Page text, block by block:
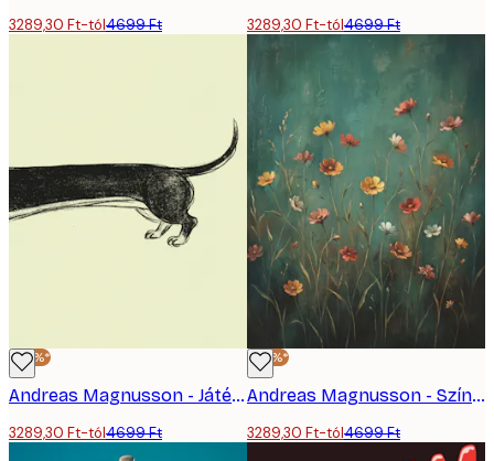
3289,30 Ft-tól4699 Ft 3289,30 Ft-tól4699 Ft
-30%*
Andreas Magnusson - Játékos Tacskó Poszter
3289,30 Ft-tól4699 Ft
-30%*
Andreas Magnusson - Színes Vadvirágok Poszter
3289,30 Ft-tól4699 Ft